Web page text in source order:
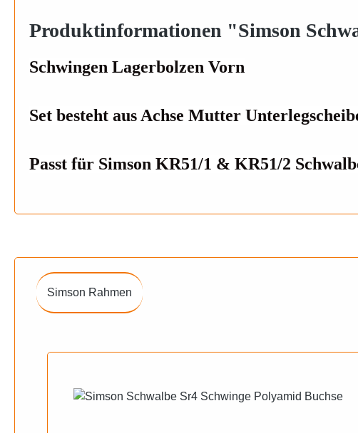
Produktinformationen "Simson
Schwingen Lagerbolzen Vorn
Set besteht aus Achse Mutter
Passt für Simson KR51/1 & KR51/2
Simson Rahmen